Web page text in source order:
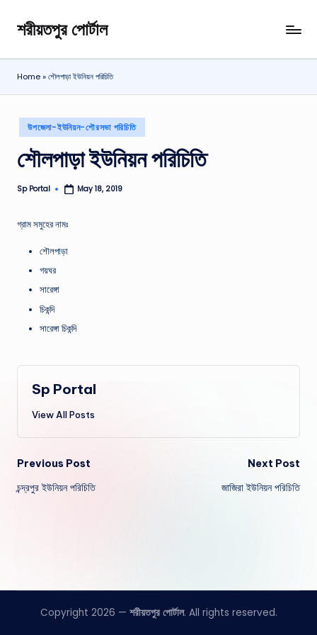
Skip
content
শরীয়তপুর পোর্টাল
শরীয়তপুর
জেলা
বিষয়ক
পোর্টাল
Home»শৌলপাড়া ইউনিয়ন পরিচিতি
Posted
in
উপজেলা-ইউনিয়ন-পৌরসভা পরিচিতি
শৌলপাড়া ইউনিয়ন পরিচিতি
Posted
Sp Portal May 18, 2019
গ্রাম সমুহের নামঃ
শৌলপাড়া
গয়ঘর
সারেঙ্গা
চিকন্দি
সারেঙ্গা চিকন্দি
Sp Portal
View All Posts
Post
navigation
Previous Post
চন্দ্রপুর ইউনিয়ন পরিচিতি
Next Post
জাজিরা ইউনিয়ন পরিচিতি
Copyright 2026 — শরীয়তপুর পোর্টাল. All rights reserved.